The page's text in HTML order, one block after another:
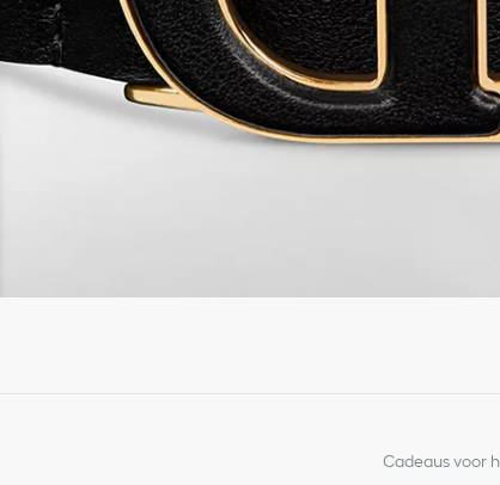
Cadeaus voor